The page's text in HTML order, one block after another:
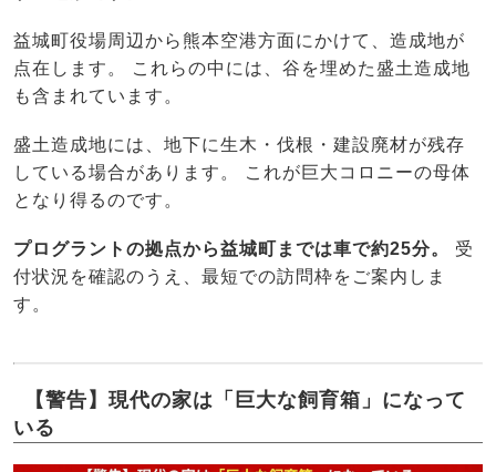
益城町役場周辺から熊本空港方面にかけて、造成地が
点在します。 これらの中には、谷を埋めた盛土造成地
も含まれています。
盛土造成地には、地下に生木・伐根・建設廃材が残存
している場合があります。 これが巨大コロニーの母体
となり得るのです。
プログラントの拠点から益城町までは車で約25分。
受
付状況を確認のうえ、最短での訪問枠をご案内しま
す。
【警告】現代の家は「巨大な飼育箱」になって
いる